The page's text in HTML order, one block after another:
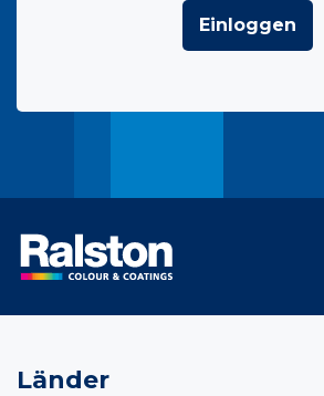
Einloggen
Länder